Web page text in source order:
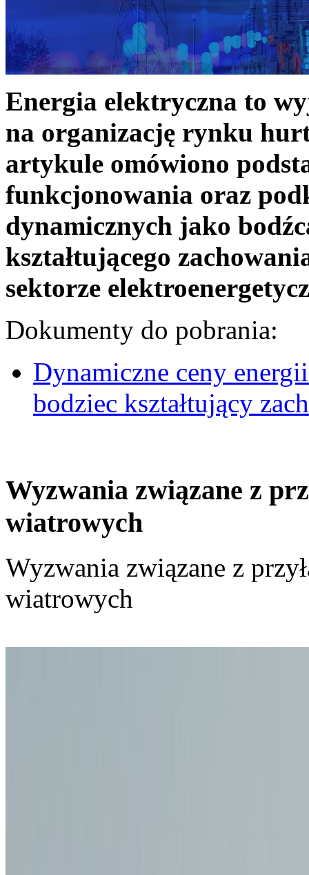
Energia elektryczna to
na organizację rynku
artykule omówiono
funkcjonowania oraz
dynamicznych jako
kształtującego
sektorze
Dokumenty do pobrania:
Dynamiczne ceny
bodziec kształtujący
Wyzwania związane z
wiatrowych
Wyzwania związane z
wiatrowych